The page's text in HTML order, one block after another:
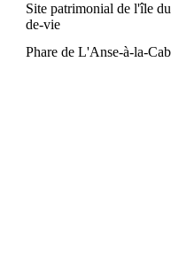
Site patrimonial de l'île
de-vie
Phare de L'Anse-à-la-